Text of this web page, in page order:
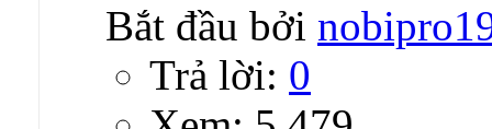
Bắt đầu bởi
Trả lời: 0